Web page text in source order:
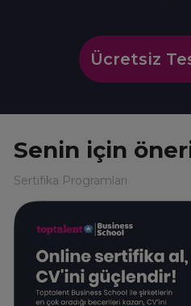
Ücretsiz
Senin için
Sertifika Programları